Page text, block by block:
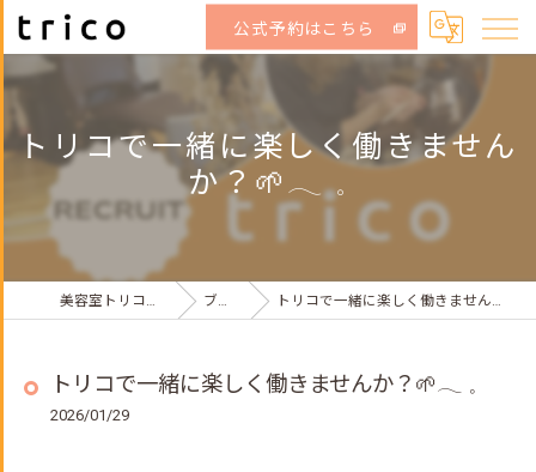
公式予約はこちら
トリコで一緒に楽しく働きません
か？🌱𓂃 𓈒
美容室トリコ荻窪店 ブログ トリコで一緒に楽しく働きませんか？🌱𓂃 𓈒
トリコで一緒に楽しく働きませんか？🌱𓂃 𓈒
2026/01/29